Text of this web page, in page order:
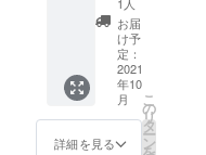
ルダー
・読谷
村公認
キャラ
クター
「よみ
とん」
トート
のメー
ル ・
「よみ
とん」
ステッ
カー ・
当日使
用でき
お届
け予
定：
2021
年10
月
詳細を見る
こ
の
リ
タ
ー
ン